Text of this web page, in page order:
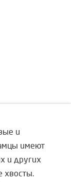
и
имеют
и других
хвосты.